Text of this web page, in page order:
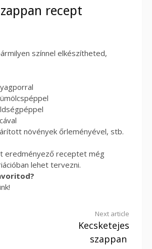
recept
színnel elkészítheted,
növények őrleményével, stb.
eredményező receptet még
lehet tervezni.
Next article
Kecsketejes
szappan